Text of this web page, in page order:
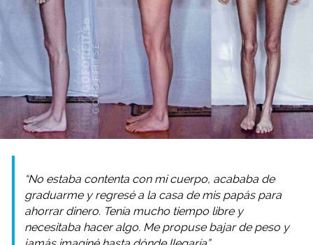
“No estaba contenta con mi cuerpo, acababa de
graduarme y regresé a la casa de mis papás para
ahorrar dinero. Tenía mucho tiempo libre y
necesitaba hacer algo. Me propuse bajar de peso y